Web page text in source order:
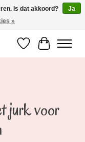
t/m 54
Verlanglijst
jurk voor
Is dat akkoord?
Ja
»